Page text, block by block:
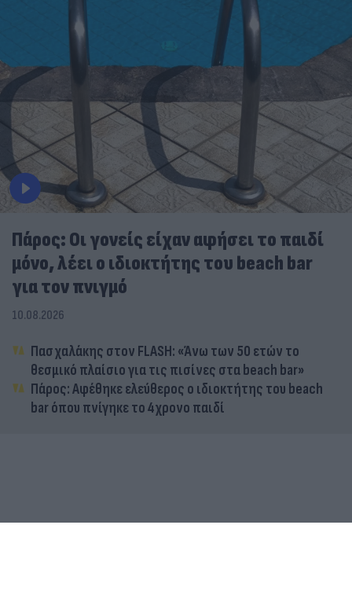
Πάρος: Οι γονείς είχαν αφήσει το παιδί
μόνο, λέει ο ιδιοκτήτης του beach bar
για τον πνιγμό
10.08.2026
Πασχαλάκης στον FLASH: «Άνω των 50 ετών το
θεσμικό πλαίσιο για τις πισίνες στα beach bar»
Πάρος: Αφέθηκε ελεύθερος ο ιδιοκτήτης του beach
bar όπου πνίγηκε το 4χρονο παιδί